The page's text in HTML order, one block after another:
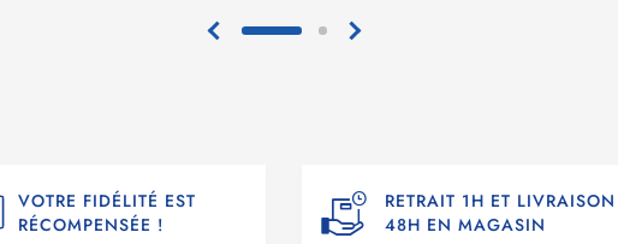
VOTRE FIDÉLITÉ EST
RÉCOMPENSÉE !
RETRAIT 1H ET LIVRAISON
48H EN MAGASIN